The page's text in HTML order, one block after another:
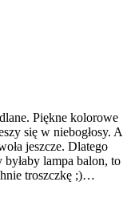
Piękne kolorowe
się w niebogłosy. A
jeszcze. Dlatego
lampa balon, to
troszczkę ;)…